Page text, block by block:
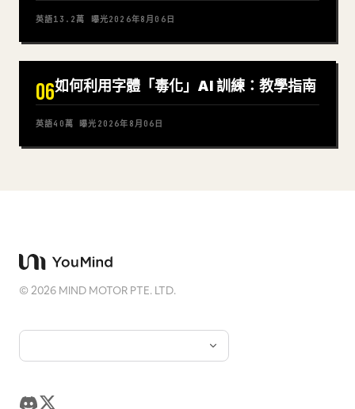
英語13.2萬 曝光2026年8月06日
06如何利用字體「毒化」AI 訓練：教學指南
英語40萬 曝光 2026年8月06日
©2026 MIND MOTOR PTE. LTD.